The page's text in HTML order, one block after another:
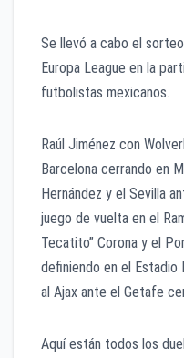
Se llevó a cabo el
Europa League en la
futbolistas mexicanos.
Raúl Jiménez con
Barcelona cerrando en
Hernández y el Sevilla
juego de vuelta en el
Tecatito” Corona y el
definiendo en el Estadio
al Ajax ante el Getafe
Aquí están todos los